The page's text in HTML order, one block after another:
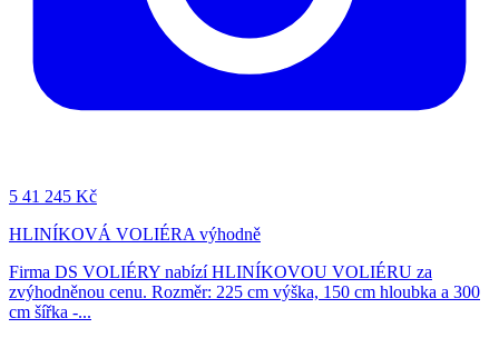
5 41 245 Kč
HLINÍKOVÁ VOLIÉRA výhodně
Firma DS VOLIÉRY nabízí HLINÍKOVOU VOLIÉRU za
zvýhodněnou cenu. Rozměr: 225 cm výška, 150 cm hloubka a 300
cm šířka -...